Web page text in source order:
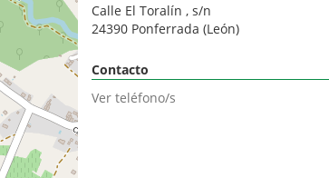
Calle El Toralín , s/n
24390 Ponferrada (León)
Contacto
Ver teléfono/s